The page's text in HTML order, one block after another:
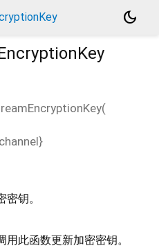
dark_mode
(
channel}
钥。
此函数更新加密密钥。